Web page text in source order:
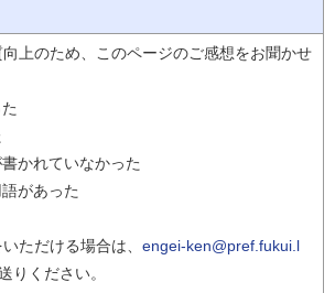
上のため、このページのご感想をお聞かせ
かれていなかった
があった
ただける場合は、 engei-ken@pref.fukui.l
りください。